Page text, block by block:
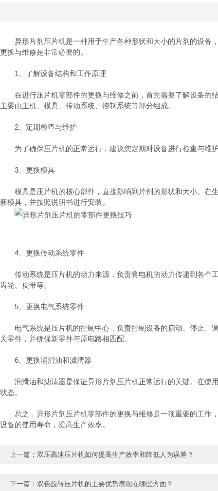
异形片剂压片机是一种用于生产各种形状和大小的片剂的设备
更换与维修是非常必要的。
1、了解设备结构和工作原理
在进行压片机零部件的更换与维修之前，首先需要了解设备的
主要由主机、模具、传动系统、控制系统等部分组成。
2、定期检查与维护
为了确保压片机的正常运行，建议您定期对设备进行检查与维
3、更换模具
模具是压片机的核心部件，直接影响到片剂的形状和大小。在
新模具，并按照说明书进行安装。
4、更换传动系统零件
传动系统是压片机的动力来源，负责将电机的动力传递到各个
齿轮、皮带等。
5、更换电气系统零件
电气系统是压片机的控制中心，负责控制设备的启动、停止、
关零件，并确保新零件与原电路相匹配。
6、更换润滑油和滤清器
润滑油和滤清器是保证异形片剂压片机正常运行的关键。在使
状态。
总之，异形片剂压片机零部件的更换与维修是一项重要的工作
设备的使用寿命，提高生产效率。
上一篇： 双压高速压片机如何提高生产效率和降低人为误差？
下一篇： 双色旋转压片机的主要优势表现在哪些方面？